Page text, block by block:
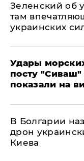
Зеленский об
там
украинских
Удары
посту
показали на
В Болгарии
дрон
Киева